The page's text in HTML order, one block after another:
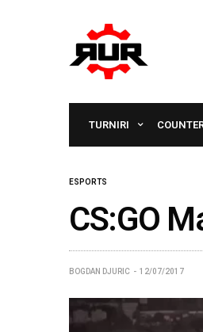
TURNIRI
ESPORTS
CS:GO
BOGDAN DJURIC 12/07/2017